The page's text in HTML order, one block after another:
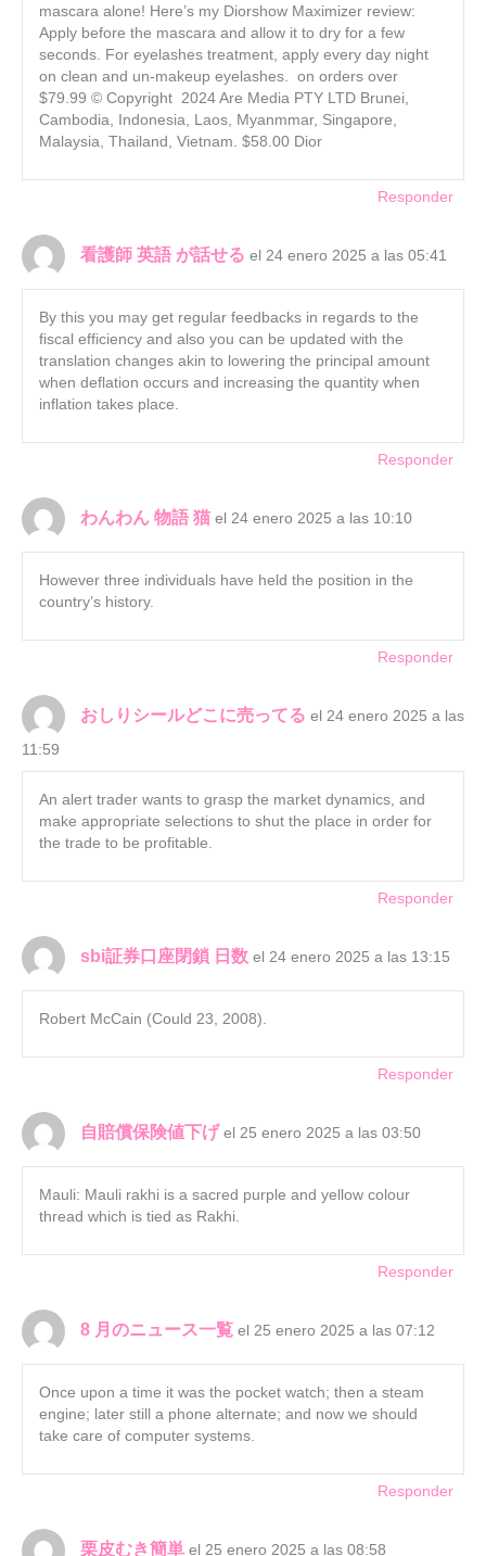
mascara alone! Here’s my Diorshow Maximizer review:
Apply before the mascara and allow it to dry for a few
seconds. For eyelashes treatment, apply every day night
on clean and un-makeup eyelashes. on orders over
$79.99 © Copyright 2024 Are Media PTY LTD Brunei,
Cambodia, Indonesia, Laos, Myanmmar, Singapore,
Malaysia, Thailand, Vietnam. $58.00 Dior
Responder
看護師 英語 が話せる el 24 enero 2025 a las 05:41
By this you may get regular feedbacks in regards to the
fiscal efficiency and also you can be updated with the
translation changes akin to lowering the principal amount
when deflation occurs and increasing the quantity when
inflation takes place.
Responder
わんわん 物語 猫 el 24 enero 2025 a las 10:10
However three individuals have held the position in the
country’s history.
Responder
おしりシールどこに売ってる el 24 enero 2025 a las
11:59
An alert trader wants to grasp the market dynamics, and
make appropriate selections to shut the place in order for
the trade to be profitable.
Responder
sbi証券口座閉鎖 日数 el 24 enero 2025 a las 13:15
Robert McCain (Could 23, 2008).
Responder
自賠償保険値下げ el 25 enero 2025 a las 03:50
Mauli: Mauli rakhi is a sacred purple and yellow colour
thread which is tied as Rakhi.
Responder
8 月のニュース一覧 el 25 enero 2025 a las 07:12
Once upon a time it was the pocket watch; then a steam
engine; later still a phone alternate; and now we should
take care of computer systems.
Responder
栗皮むき簡単 el 25 enero 2025 a las 08:58